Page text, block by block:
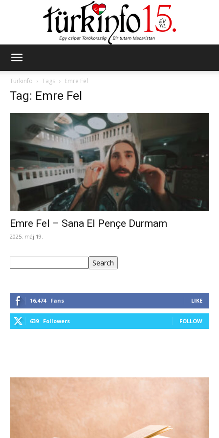
Türkinfo
Tags Emre Fel
Tag: Emre Fel
Emre Fel – Sana El Pençe Durmam
2025. máj 19.
Search
16,474 Fans LIKE
639 Followers FOLLOW